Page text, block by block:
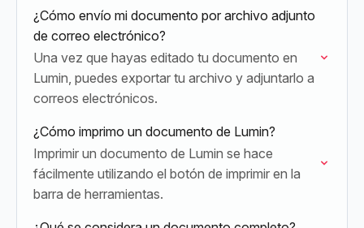
¿Cómo envío mi documento por archivo adjunto
de correo electrónico?
Una vez que hayas editado tu documento en
Lumin, puedes exportar tu archivo y adjuntarlo a
correos electrónicos.
¿Cómo imprimo un documento de Lumin?
Imprimir un documento de Lumin se hace
fácilmente utilizando el botón de imprimir en la
barra de herramientas.